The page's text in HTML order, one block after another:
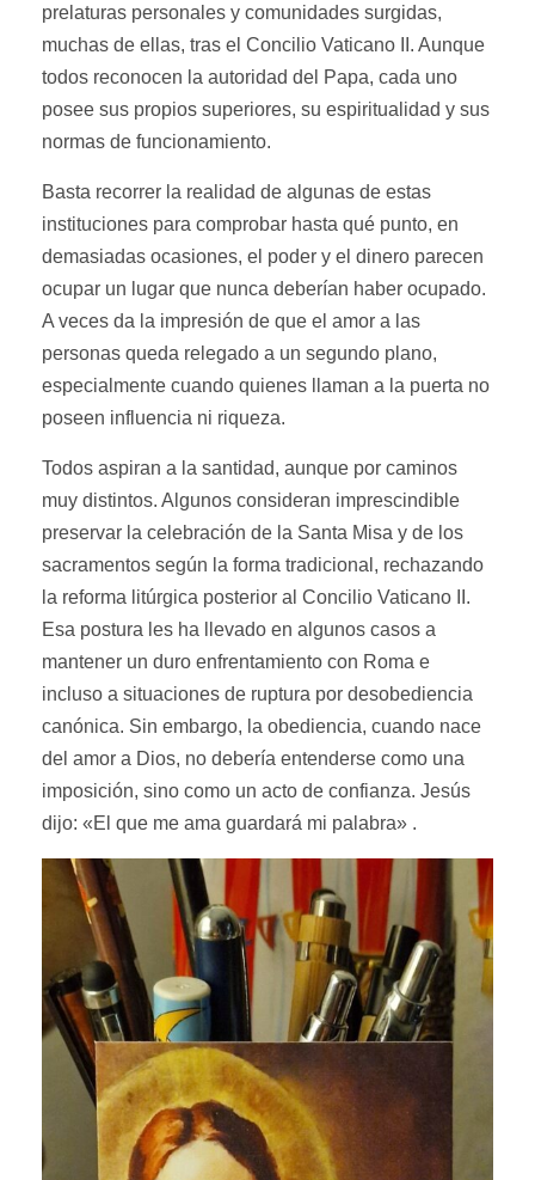
prelaturas personales y comunidades surgidas,
muchas de ellas, tras el Concilio Vaticano II. Aunque
todos reconocen la autoridad del Papa, cada uno
posee sus propios superiores, su espiritualidad y sus
normas de funcionamiento.
Basta recorrer la realidad de algunas de estas
instituciones para comprobar hasta qué punto, en
demasiadas ocasiones, el poder y el dinero parecen
ocupar un lugar que nunca deberían haber ocupado.
A veces da la impresión de que el amor a las
personas queda relegado a un segundo plano,
especialmente cuando quienes llaman a la puerta no
poseen influencia ni riqueza.
Todos aspiran a la santidad, aunque por caminos
muy distintos. Algunos consideran imprescindible
preservar la celebración de la Santa Misa y de los
sacramentos según la forma tradicional, rechazando
la reforma litúrgica posterior al Concilio Vaticano II.
Esa postura les ha llevado en algunos casos a
mantener un duro enfrentamiento con Roma e
incluso a situaciones de ruptura por desobediencia
canónica. Sin embargo, la obediencia, cuando nace
del amor a Dios, no debería entenderse como una
imposición, sino como un acto de confianza. Jesús
dijo: «El que me ama guardará mi palabra» .